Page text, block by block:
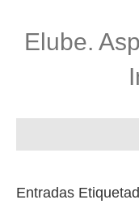
Elube.
Entradas